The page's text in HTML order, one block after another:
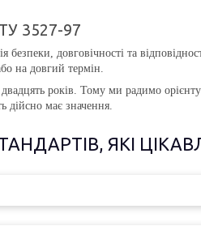
3527-97
довговічності та
на довгий термін.
років. Тому ми радимо
дійсно має значення.
ЯКІ